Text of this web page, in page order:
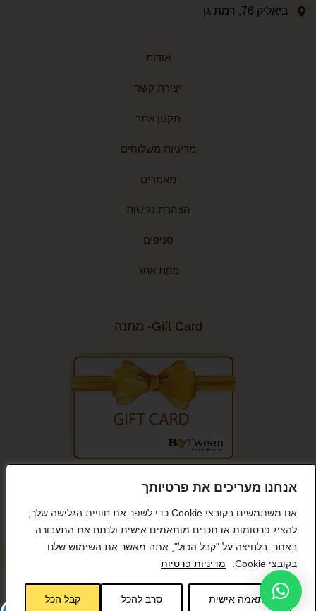
אנחנו מעריכים את פרטיותך
אנו משתמשים בקובצי Cookie כדי לשפר את חוויית הגלישה שלך,
להציג פרסומות או תכנים מותאמים אישית ולנתח את התעבורה
באתר. בלחיצה על "קבל הכול", אתה מאשר את השימוש שלנו
בקובצי Cookie.
מדיניות פרטיות
התאמה אישית סרב להכל קבל הכל
ביאליק 76, רמת גן
אודות
יצירת קשר
תקנון אתר
מדיניות משלוחים
מאמרים
הצהרת נגישות
סניפים
מפת אתר
Gift Card- מתנה
קנייה מאובטחת